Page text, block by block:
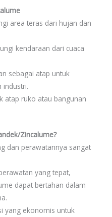
area teras dari hujan dan
kendaraan dari cuaca
sebagai atap untuk
industri.
atap ruko atau bangunan
Zincalume?
dan perawatannya sangat
yang tepat,
dapat bertahan dalam
yang ekonomis untuk